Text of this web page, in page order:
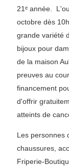
21ᵉ année.
octobre dès
grande variété
bijoux pour
de la maison
preuves au
financement
d'offrir
atteints de
Les personnes
chaussures,
Friperie-